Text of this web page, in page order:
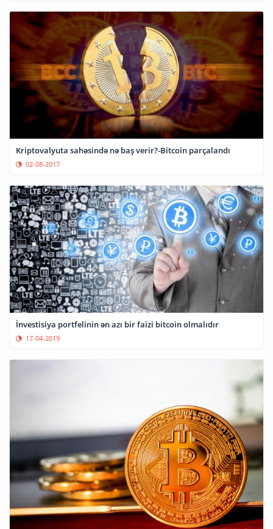
Kriptovalyuta sahəsində nə baş verir?-Bitcoin parçalandı
02-08-2017
İnvestisiya portfelinin ən azı bir faizi bitcoin olmalıdır
17-04-2019